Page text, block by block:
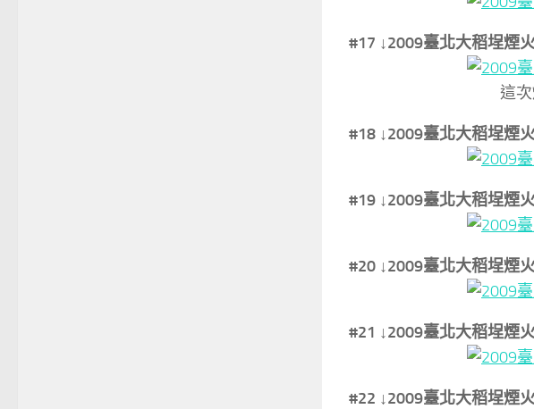
#17 ↓2009臺北大稻埕煙
這
#18 ↓2009臺北大稻埕煙
#19 ↓2009臺北大稻埕煙
#20 ↓2009臺北大稻埕煙
#21 ↓2009臺北大稻埕煙
#22 ↓2009臺北大稻埕煙